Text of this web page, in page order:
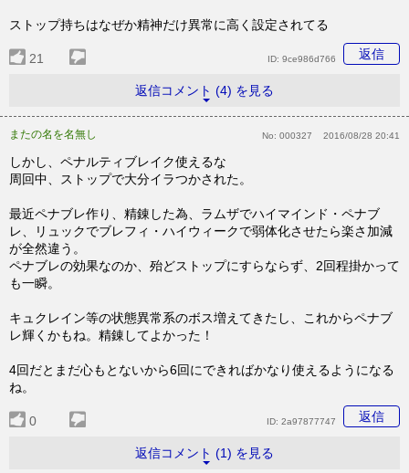
ストップ持ちはなぜか精神だけ異常に高く設定されてる
21 返信
ID: 9ce986d766
返信コメント (4) を見る
またの名を名無し No: 000327 2016/08/28 20:41
しかし、ペナルティブレイク使えるな
周回中、ストップで大分イラつかされた。
最近ペナブレ作り、精錬した為、ラムザでハイマインド・ペナブ
レ、リュックでブレフィ・ハイウィークで弱体化させたら楽さ加減
が全然違う。
ペナブレの効果なのか、殆どストップにすらならず、2回程掛かって
も一瞬。
キュクレイン等の状態異常系のボス増えてきたし、これからペナブ
レ輝くかもね。精錬してよかった！
4回だとまだ心もとないから6回にできればかなり使えるようになる
ね。
0 返信
ID: 2a97877747
返信コメント (1) を見る